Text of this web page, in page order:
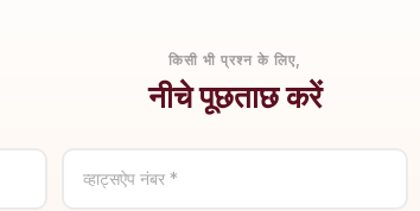
किसी भी प्रश्न के लिए,
नीचे पूछताछ करें
व्हाट्सऐप नंबर *